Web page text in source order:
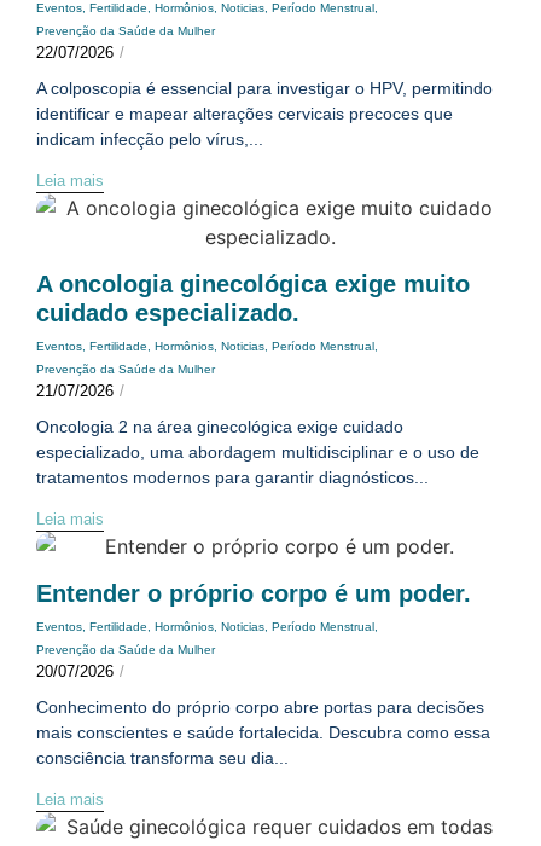
Eventos, Fertilidade, Hormônios, Noticias, Período Menstrual,
Prevenção da Saúde da Mulher
22/07/2026 /
A colposcopia é essencial para investigar o HPV, permitindo
identificar e mapear alterações cervicais precoces que
indicam infecção pelo vírus,...
Leia mais
A oncologia ginecológica exige muito
cuidado especializado.
Eventos, Fertilidade, Hormônios, Noticias, Período Menstrual,
Prevenção da Saúde da Mulher
21/07/2026 /
Oncologia 2 na área ginecológica exige cuidado
especializado, uma abordagem multidisciplinar e o uso de
tratamentos modernos para garantir diagnósticos...
Leia mais
Entender o próprio corpo é um poder.
Eventos, Fertilidade, Hormônios, Noticias, Período Menstrual,
Prevenção da Saúde da Mulher
20/07/2026 /
Conhecimento do próprio corpo abre portas para decisões
mais conscientes e saúde fortalecida. Descubra como essa
consciência transforma seu dia...
Leia mais